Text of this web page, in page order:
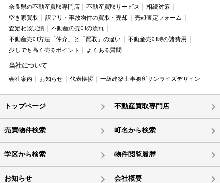
奈良県の不動産買取専門店 不動産買取サービス
相続対策
空き家買取
訳アリ・事故物件の買取・売却
売却査定フォーム
査定相談実績
不動産の売却の流れ
不動産売却方法「仲介」と「買取」の違い
不動産売却時の諸費用
少しでも高く売るポイント
よくある質問
当社について
会社案内 お知らせ 代表挨拶 一級建築士事務所サンライズデザイン
トップページ 不動産買取専門店
売買物件検索 町名から検索
学区から検索 物件閲覧履歴
お知らせ 会社概要